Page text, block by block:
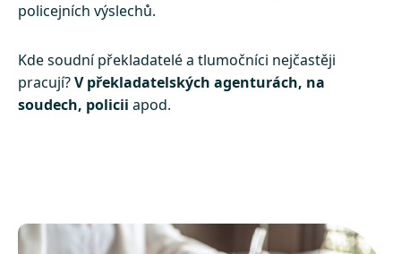
policejních výslechů.
Kde soudní překladatelé a tlumočníci nejčastěji
pracují?V překladatelských agenturách, na
soudech, policii apod.